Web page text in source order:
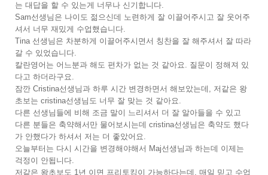
는 대답을 할 수 있는게 너무나 신기합니다.
Sam선생님은 나이도 젊으신데 노련하게 잘 이끌어주시고 잘 웃어주
셔서 너무 재밌게 수업했습니다.
Tina 선생님은 차분하게 이끌어주시면서 칭찬을 잘 해주셔서 잘 따라
갈 수 있었습니다.
칼란영어는 어느분과 해도 편차가 없는 것 같아요. 질문이 정해져 있
다고 하더라구요.
잠깐 Cristina선생님과 하루 시간 변경하면서 해보았는데, 저같은 왕
초보는 cristina선생님도 너무 잘 맞는 것 같아요.
다른 선생님들에 비해 조금 말이 느리셔서 더 잘 알아들을 수 있고
다른 분들은 축약해서만 물어보시는데 cristina선생님은 축약도 했다
가 안했다가 하셔서 저는 더 좋았어요.
오늘부터는 다시 시간을 변경해야해서 Maj선생님과 하는데 이제는
걱정이 안됩니다.
저같은 왕초보도 1년 이면 프리토킹이 가능하다는데, 매일 믿고 수업